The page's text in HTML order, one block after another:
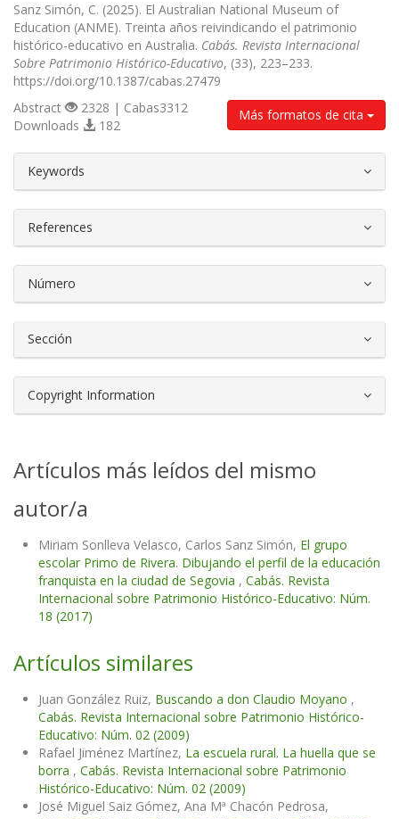
Sanz Simón, C. (2025). El Australian National Museum of
Education (ANME). Treinta años reivindicando el patrimonio
histórico-educativo en Australia. Cabás. Revista Internacional
Sobre Patrimonio Histórico-Educativo, (33), 223–233.
https://doi.org/10.1387/cabas.27479
Más formatos de cita
Abstract
2328 | Cabas3312
Downloads
182
Keywords
References
Número
Sección
Copyright Information
Artículos más leídos del mismo
autor/a
Miriam Sonlleva Velasco, Carlos Sanz Simón, El grupo
escolar Primo de Rivera. Dibujando el perfil de la educación
franquista en la ciudad de Segovia , Cabás. Revista
Internacional sobre Patrimonio Histórico-Educativo: Núm.
18 (2017)
Artículos similares
Juan González Ruiz, Buscando a don Claudio Moyano ,
Cabás. Revista Internacional sobre Patrimonio Histórico-
Educativo: Núm. 02 (2009)
Rafael Jiménez Martínez, La escuela rural. La huella que se
borra , Cabás. Revista Internacional sobre Patrimonio
Histórico-Educativo: Núm. 02 (2009)
José Miguel Saiz Gómez, Ana Mª Chacón Pedrosa,